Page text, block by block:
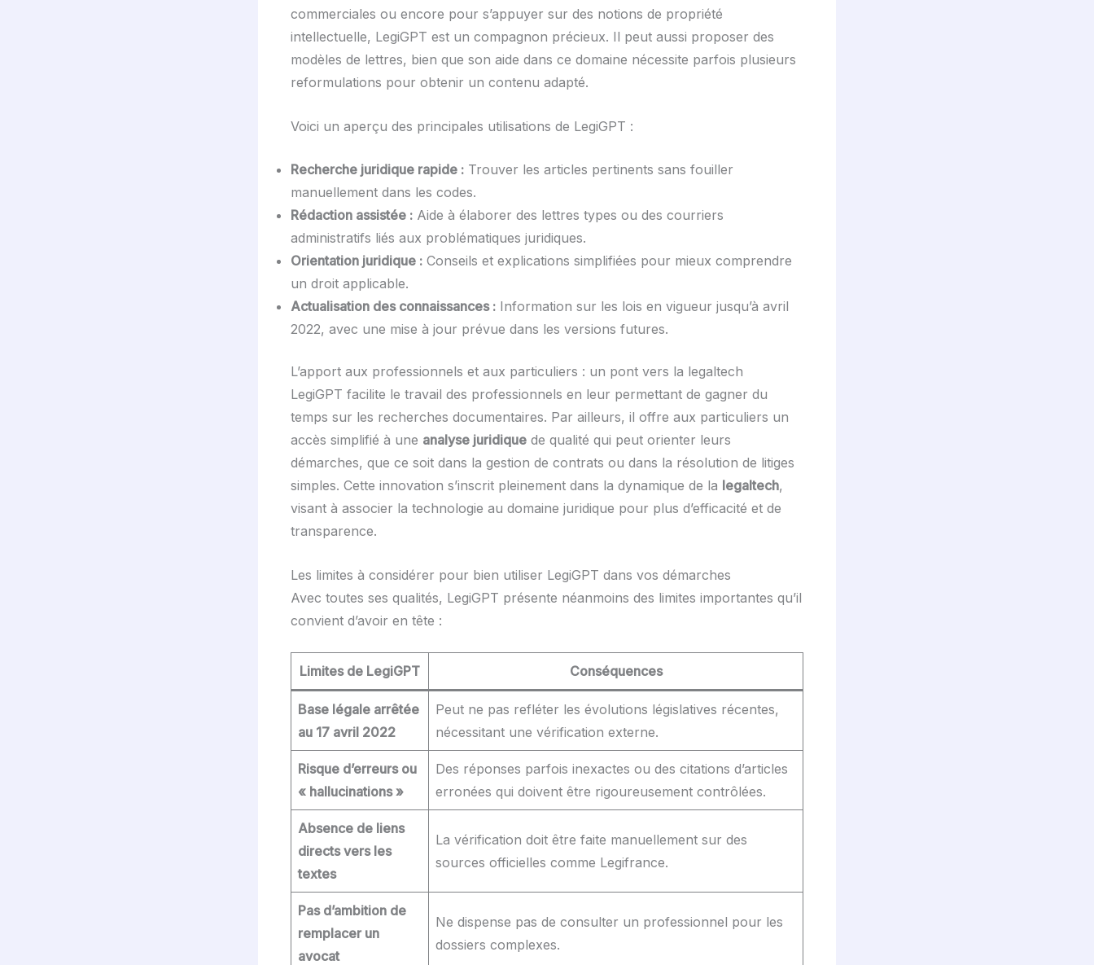
commerciales ou encore pour s’appuyer sur des notions de propriété
intellectuelle, LegiGPT est un compagnon précieux. Il peut aussi proposer des
modèles de lettres, bien que son aide dans ce domaine nécessite parfois plusieurs
reformulations pour obtenir un contenu adapté.
Voici un aperçu des principales utilisations de LegiGPT :
Recherche juridique rapide : Trouver les articles pertinents sans fouiller
manuellement dans les codes.
Rédaction assistée : Aide à élaborer des lettres types ou des courriers
administratifs liés aux problématiques juridiques.
Orientation juridique : Conseils et explications simplifiées pour mieux comprendre
un droit applicable.
Actualisation des connaissances : Information sur les lois en vigueur jusqu’à avril
2022, avec une mise à jour prévue dans les versions futures.
L’apport aux professionnels et aux particuliers : un pont vers la legaltech
LegiGPT facilite le travail des professionnels en leur permettant de gagner du
temps sur les recherches documentaires. Par ailleurs, il offre aux particuliers un
accès simplifié à une analyse juridique de qualité qui peut orienter leurs
démarches, que ce soit dans la gestion de contrats ou dans la résolution de litiges
simples. Cette innovation s’inscrit pleinement dans la dynamique de la legaltech,
visant à associer la technologie au domaine juridique pour plus d’efficacité et de
transparence.
Les limites à considérer pour bien utiliser LegiGPT dans vos démarches
Avec toutes ses qualités, LegiGPT présente néanmoins des limites importantes qu’il
convient d’avoir en tête :
Limites de LegiGPT Conséquences
Base légale arrêtée
au 17 avril 2022
Peut ne pas refléter les évolutions législatives récentes,
nécessitant une vérification externe.
Risque d’erreurs ou
« hallucinations »
Des réponses parfois inexactes ou des citations d’articles
erronées qui doivent être rigoureusement contrôlées.
Absence de liens
directs vers les
textes
La vérification doit être faite manuellement sur des
sources officielles comme Legifrance.
Pas d’ambition de
remplacer un
avocat
Ne dispense pas de consulter un professionnel pour les
dossiers complexes.